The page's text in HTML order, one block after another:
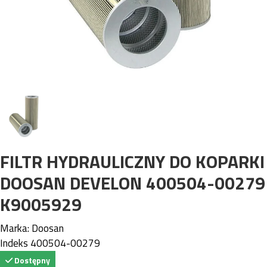
FILTR HYDRAULICZNY DO KOPARKI
DOOSAN DEVELON 400504-00279
K9005929
Marka: Doosan
Indeks 400504-00279
Dostępny